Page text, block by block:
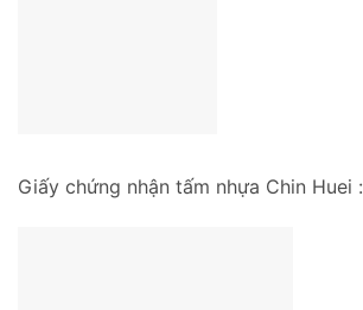
Giấy chứng nhận tấm nhựa Chin Huei :